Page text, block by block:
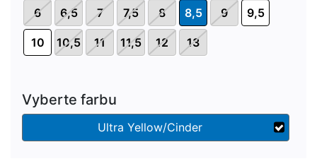
6 6,5 7 7,5 8 8,5 9 9,5
10 10,5 11 11,5 12 13
Vyberte farbu
Ultra Yellow/Cinder